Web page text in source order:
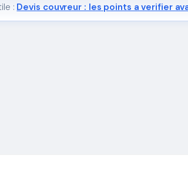
: Devis couvreur : les points a verifier